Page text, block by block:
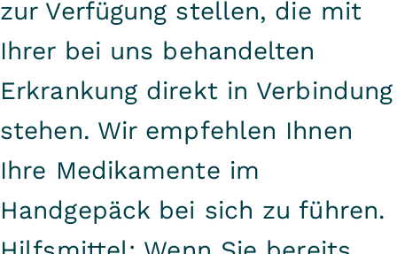
zur Verfügung stellen, die mit
Ihrer bei uns behandelten
Erkrankung direkt in Verbindung
stehen. Wir empfehlen Ihnen
Ihre Medikamente im
Handgepäck bei sich zu führen.